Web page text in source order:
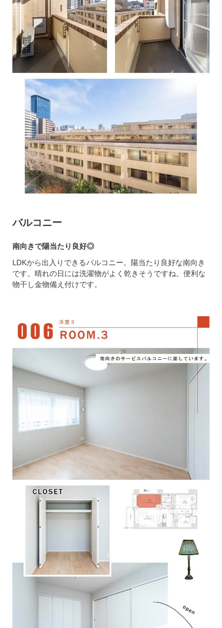
バルコニー
南向きで陽当たり良好◎
LDKから出入りできるバルコニー。陽当たり良好な南向き
です。晴れの日には洗濯物がよく乾きそうですね。便利な
物干し金物備え付けです。